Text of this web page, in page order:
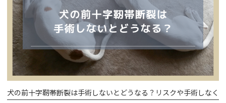
犬の前十字靭帯断裂は手術しないとどうなる？リスクや手術しなく